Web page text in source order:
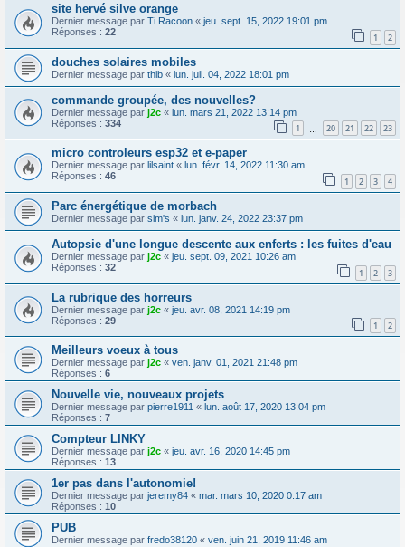
site hervé silve orange
Dernier message par Ti Racoon « jeu. sept. 15, 2022 19:01 pm
Réponses : 22 1 2
douches solaires mobiles
Dernier message par thib « lun. juil. 04, 2022 18:01 pm
commande groupée, des nouvelles?
Dernier message par j2c « lun. mars 21, 2022 13:14 pm
Réponses : 334 1 20 21 22 23
micro controleurs esp32 et e-paper
Dernier message par lilsaint « lun. févr. 14, 2022 11:30 am
Réponses : 46 1 2 3 4
Parc énergétique de morbach
Dernier message par sim's « lun. janv. 24, 2022 23:37 pm
Autopsie d'une longue descente aux enferts : les fuites d'eau
Dernier message par j2c « jeu. sept. 09, 2021 10:26 am
Réponses : 32 1 2 3
La rubrique des horreurs
Dernier message par j2c « jeu. avr. 08, 2021 14:19 pm
Réponses : 29 1 2
Meilleurs voeux à tous
Dernier message par j2c « ven. janv. 01, 2021 21:48 pm
Réponses : 6
Nouvelle vie, nouveaux projets
Dernier message par pierre1911 « lun. août 17, 2020 13:04 pm
Réponses : 7
Compteur LINKY
Dernier message par j2c « jeu. avr. 16, 2020 14:45 pm
Réponses : 13
1er pas dans l'autonomie!
Dernier message par jeremy84 « mar. mars 10, 2020 0:17 am
Réponses : 10
PUB
Dernier message par fredo38120 « ven. juin 21, 2019 11:46 am